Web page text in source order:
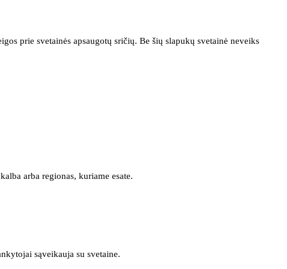
prie svetainės apsaugotų sričių. Be šių slapukų svetainė neveiks
arba regionas, kuriame esate.
sąveikauja su svetaine.